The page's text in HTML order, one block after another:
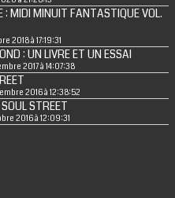
: MIDI MINUIT FANTASTIQUE VOL.
2018 à 17:19:31
: UN LIVRE ET UN ESSAI
2017 à 14:07:38
2016 à 12:38:52
STREET
2016 à 12:09:31